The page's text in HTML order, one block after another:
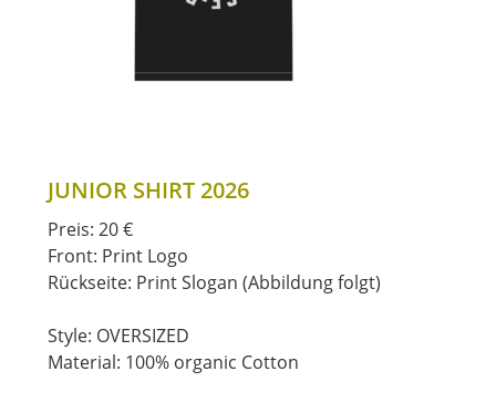
JUNIOR SHIRT 2026
Preis: 20 €
Front: Print Logo
Rückseite: Print Slogan (Abbildung folgt)
Style: OVERSIZED
Material: 100% organic Cotton